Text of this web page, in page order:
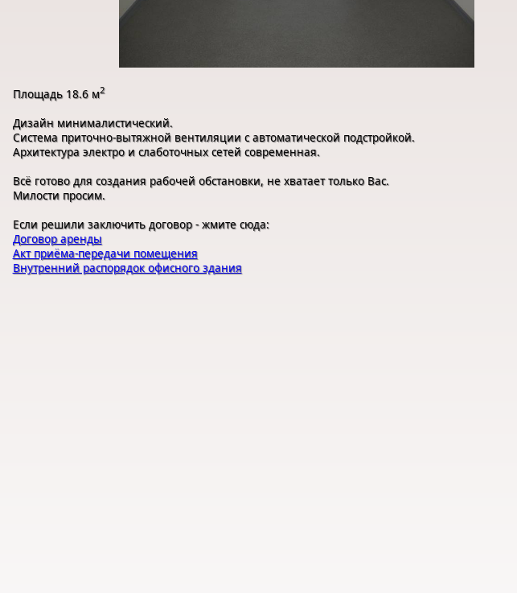
Площадь 18.6 м2
Дизайн минималистический.
Система приточно-вытяжной вентиляции с автоматической подстройкой.
Архитектура электро и слаботочных сетей современная.
Всё готово для создания рабочей обстановки, не хватает только Вас.
Милости просим.
Если решили заключить договор - жмите сюда:
Договор аренды
Акт приёма-передачи помещения
Внутренний распорядок офисного здания